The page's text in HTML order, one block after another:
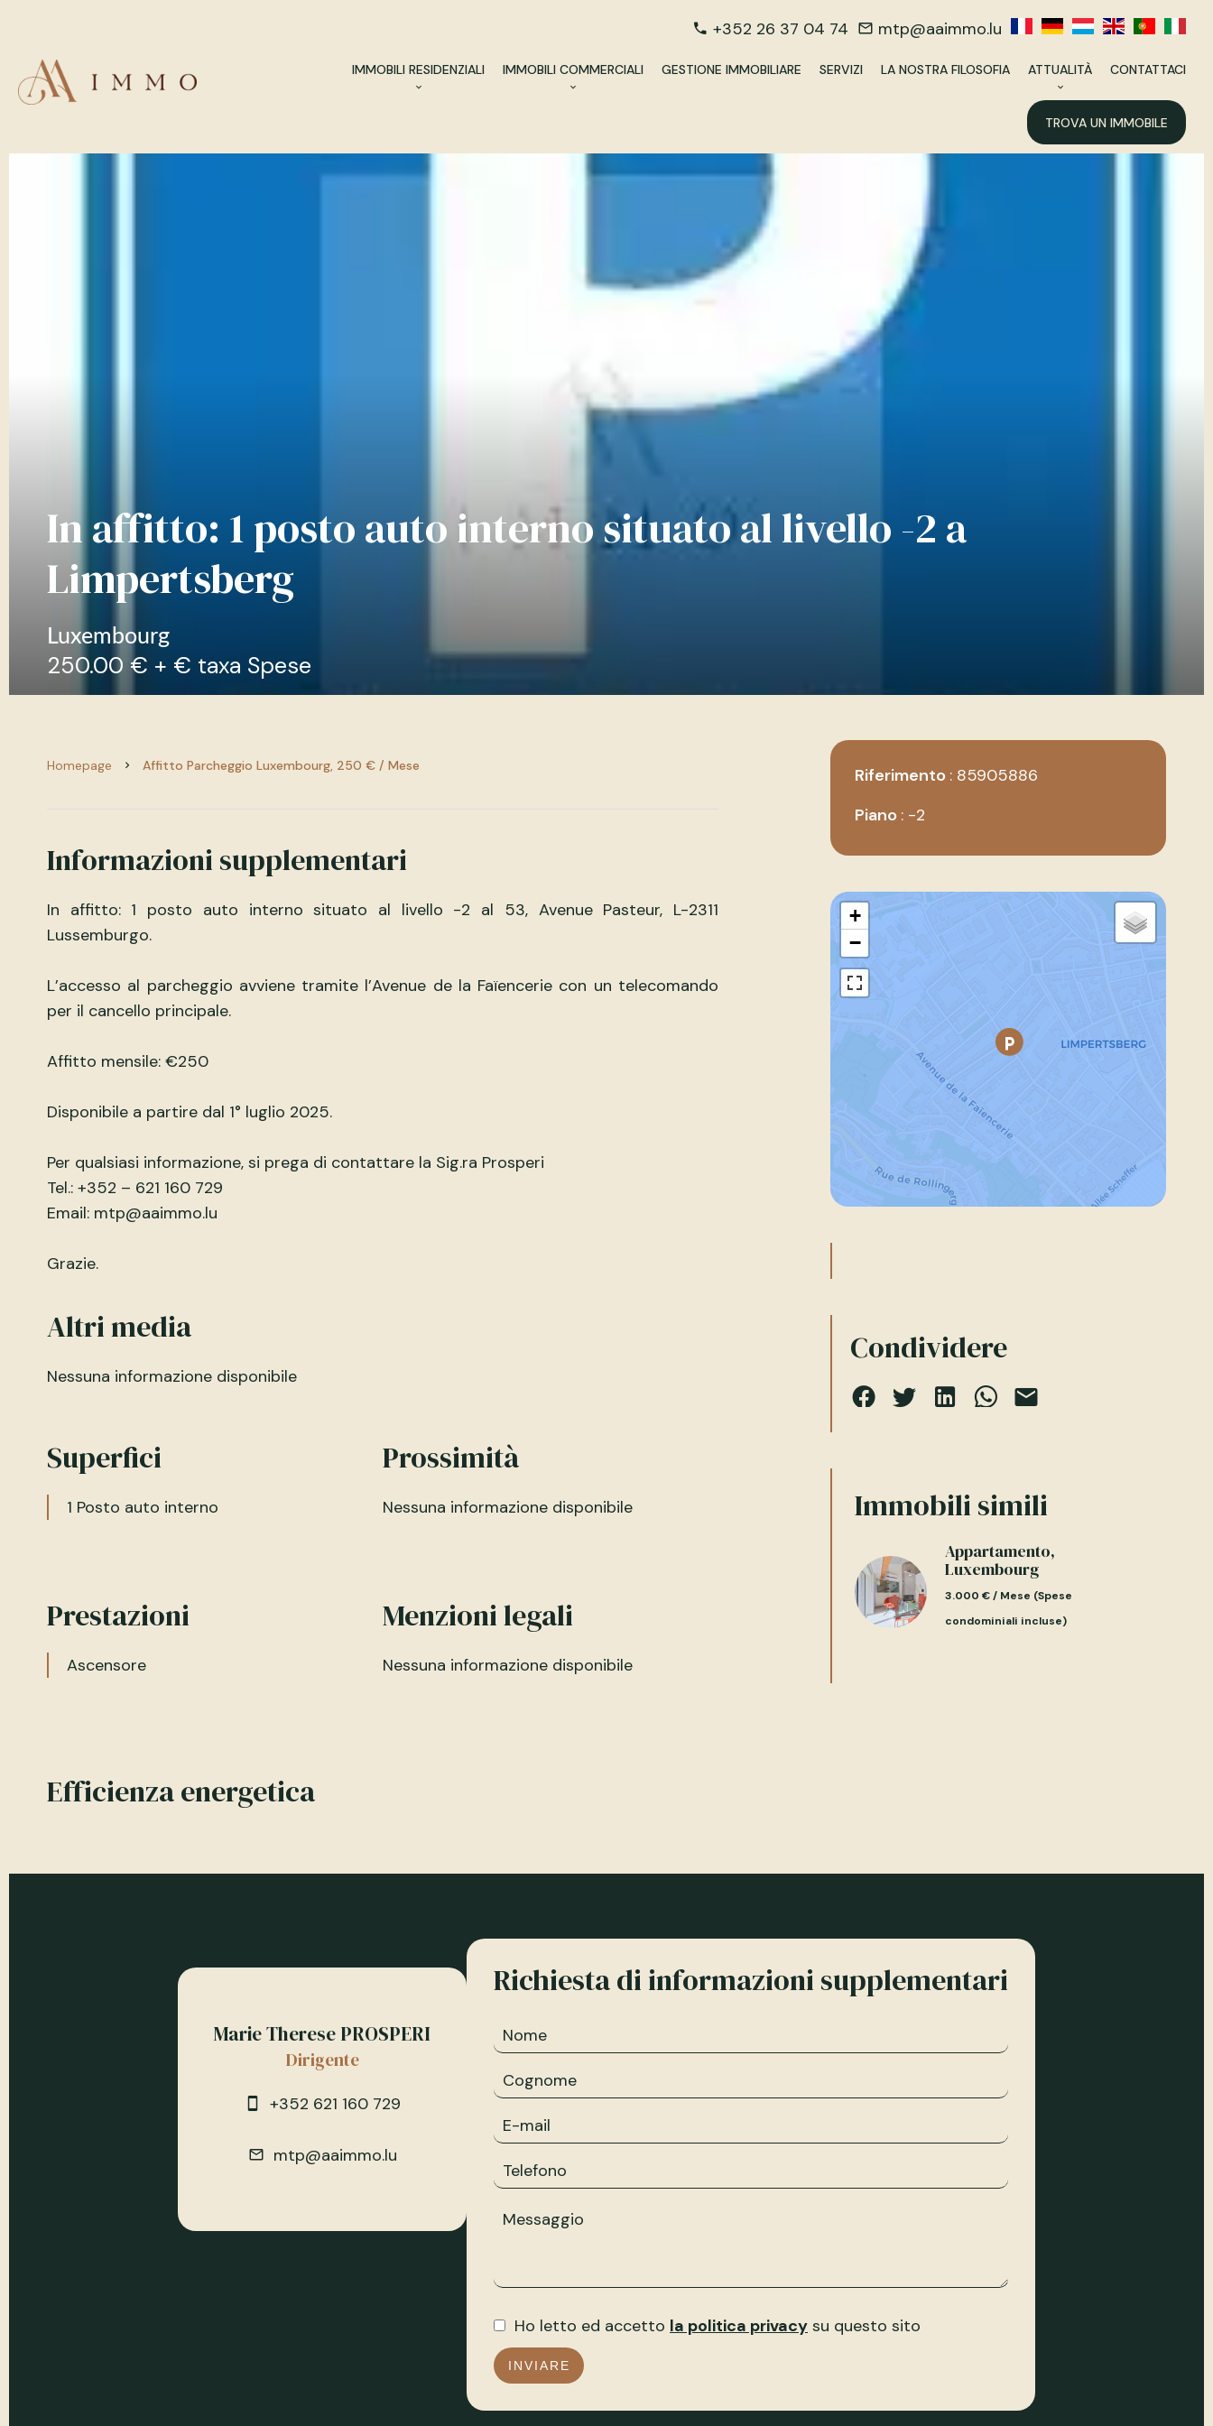
+352 26 37 04 74 mtp@aaimmo.lu
IMMOBILI RESIDENZIALI IMMOBILI COMMERCIALI GESTIONE IMMOBILIARE SERVIZI LA NOSTRA FILOSOFIA ATTUALITÀ CONTATTACI
TROVA UN IMMOBILE
In affitto: 1 posto auto interno situato al livello -2 a
Limpertsberg
Luxembourg
250.00 € + € taxa Spese
Homepage Affitto Parcheggio Luxembourg, 250 € / Mese
Informazioni supplementari
In affitto: 1 posto auto interno situato al livello -2 al 53, Avenue Pasteur, L-2311
Lussemburgo.
L’accesso al parcheggio avviene tramite l’Avenue de la Faïencerie con un telecomando
per il cancello principale.
Affitto mensile: €250
Disponibile a partire dal 1° luglio 2025.
Per qualsiasi informazione, si prega di contattare la Sig.ra Prosperi
Tel.: +352 – 621 160 729
Email: mtp@aaimmo.lu
Grazie.
Altri media
Nessuna informazione disponibile
Superfici
1 Posto auto interno
Prossimità
Nessuna informazione disponibile
Prestazioni
Ascensore
Menzioni legali
Nessuna informazione disponibile
Efficienza energetica
Riferimento 85905886
Piano -2
+
−
Condividere
Immobili simili
Appartamento,
Luxembourg
3.000 € / Mese (Spese
condominiali incluse)
Marie Therese PROSPERI
Dirigente
+352 621 160 729
mtp@aaimmo.lu
Richiesta di informazioni supplementari
Ho letto ed accetto la politica privacy su questo sito
INVIARE